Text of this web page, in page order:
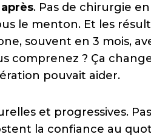
. Pas de chirurgie
le menton. Et les
souvent en 3 mois,
comprenez ? Ça
pouvait aider.
et progressives.
la confiance au